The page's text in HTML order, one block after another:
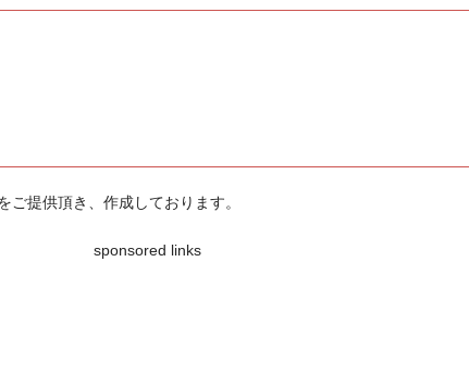
提供頂き、作成しております。
sponsored links